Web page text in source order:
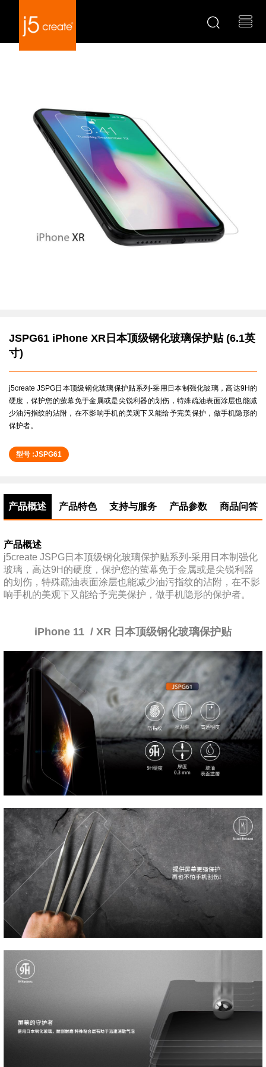
JSPG61 iPhone XR日本顶级钢化玻璃保护贴 (6.1英
寸)
j5create JSPG日本顶级钢化玻璃保护贴系列-采用日本制强化玻璃，高达9H的
硬度，保护您的萤幕免于金属或是尖锐利器的划伤，特殊疏油表面涂层也能减
少油污指纹的沾附，在不影响手机的美观下又能给予完美保护，做手机隐形的
保护者。
型号 :JSPG61
产品概述 产品特色 支持与服务 产品参数 商品问答
产品概述
j5create JSPG日本顶级钢化玻璃保护贴系列-采用日本制强化
玻璃，高达9H的硬度，保护您的萤幕免于金属或是尖锐利器
的划伤，特殊疏油表面涂层也能减少油污指纹的沾附，在不影
响手机的美观下又能给予完美保护，做手机隐形的保护者。
iPhone 11 / XR 日本顶级钢化玻璃保护贴